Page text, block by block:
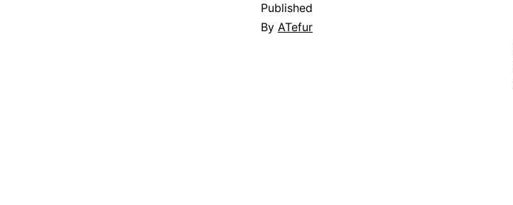
Published
By ATefur